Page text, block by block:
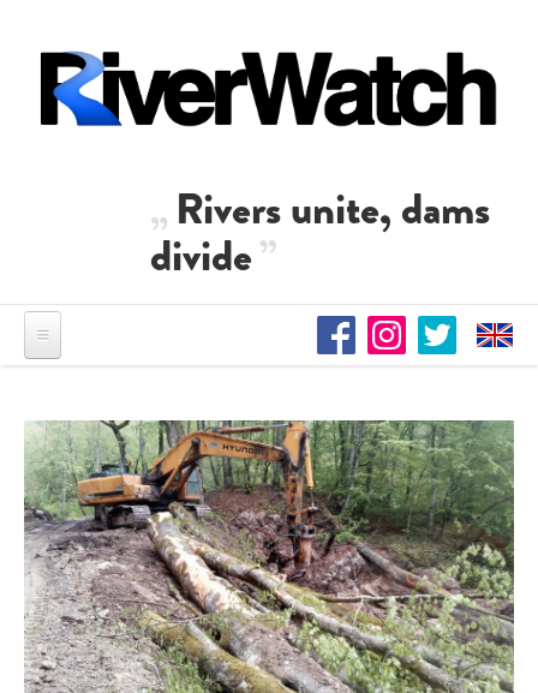
Rivers unite, dams
divide